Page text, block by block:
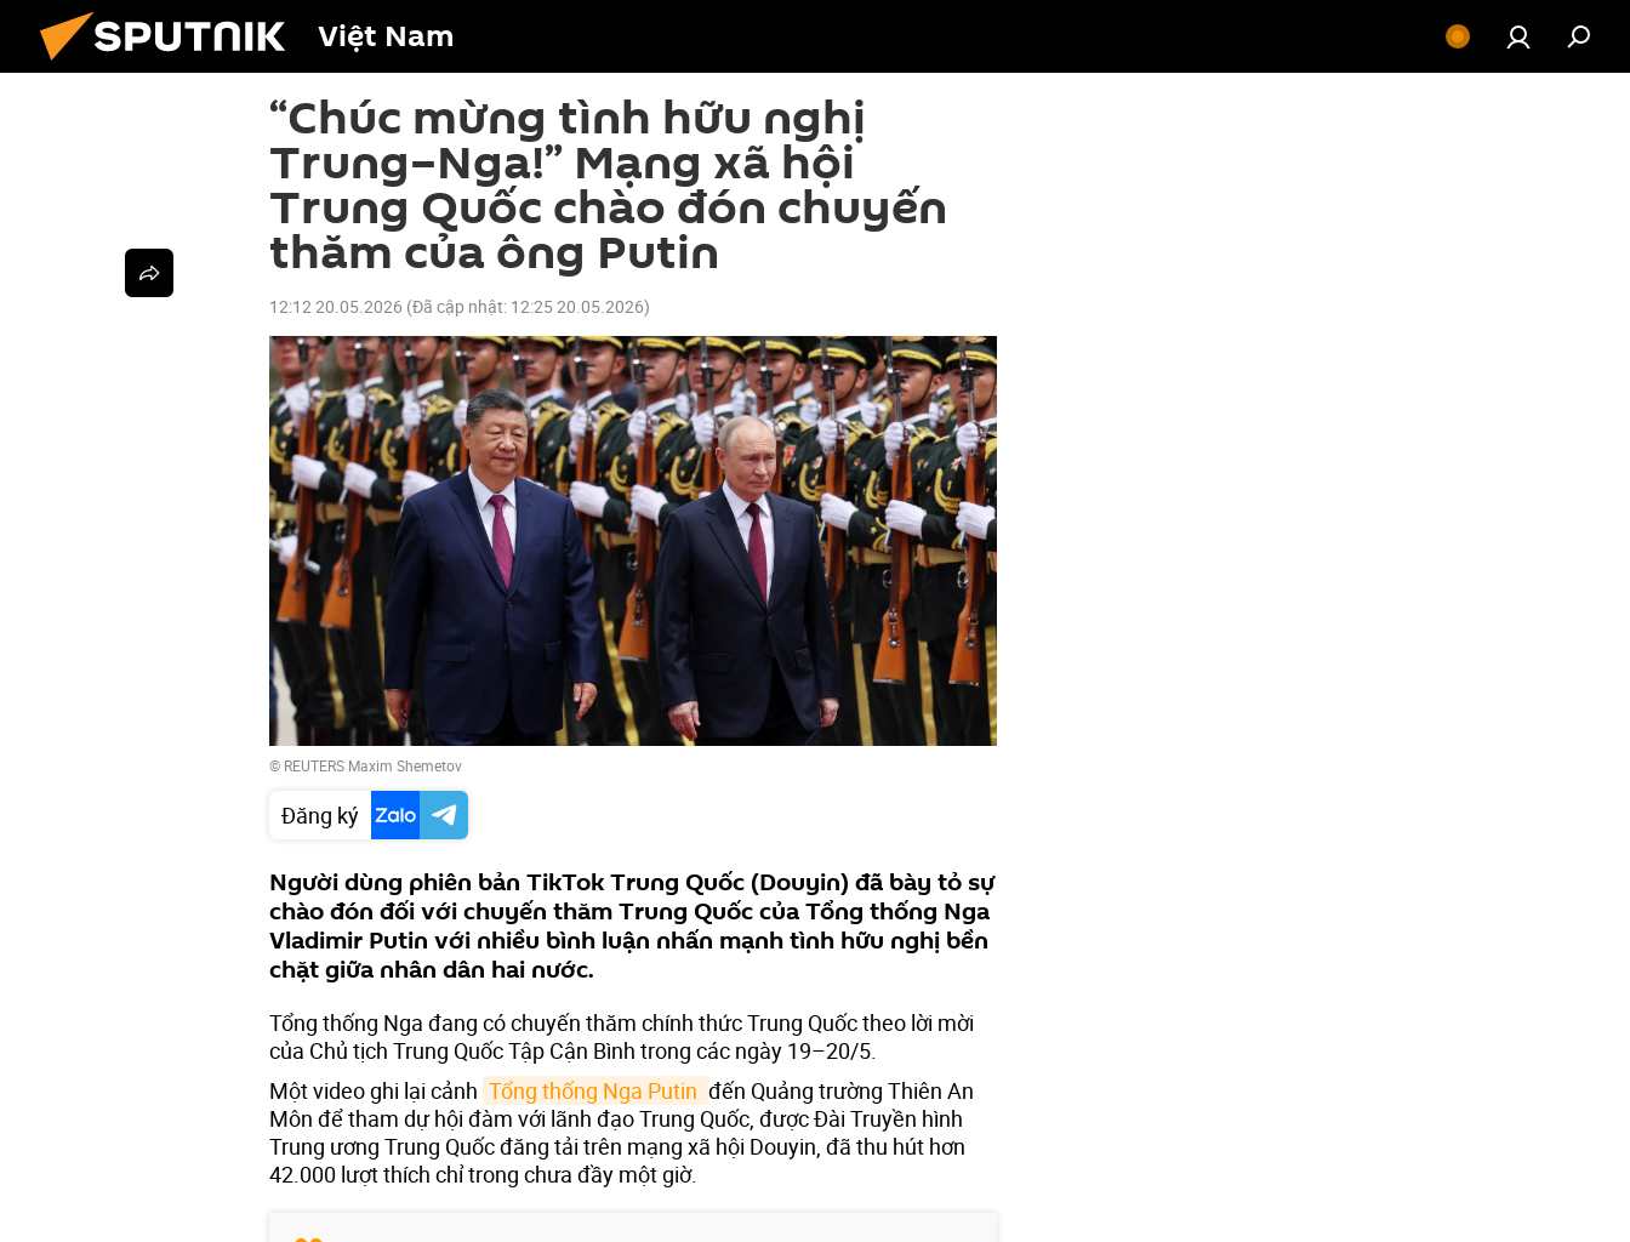
Việt Nam
“Chúc mừng tình hữu nghị
Trung–Nga!” Mạng xã hội
Trung Quốc chào đón chuyến
thăm của ông Putin
12:12 20.05.2026 (Đã cập nhật: 12:25 20.05.2026)
© REUTERS Maxim Shemetov
Đăng ký
Người dùng phiên bản TikTok Trung Quốc (Douyin) đã bày tỏ sự
chào đón đối với chuyến thăm Trung Quốc của Tổng thống Nga
Vladimir Putin với nhiều bình luận nhấn mạnh tình hữu nghị bền
chặt giữa nhân dân hai nước.
Tổng thống Nga đang có chuyến thăm chính thức Trung Quốc theo lời mời
của Chủ tịch Trung Quốc Tập Cận Bình trong các ngày 19–20/5.
Một video ghi lại cảnh Tổng thống Nga Putin đến Quảng trường Thiên An
Môn để tham dự hội đàm với lãnh đạo Trung Quốc, được Đài Truyền hình
Trung ương Trung Quốc đăng tải trên mạng xã hội Douyin, đã thu hút hơn
42.000 lượt thích chỉ trong chưa đầy một giờ.